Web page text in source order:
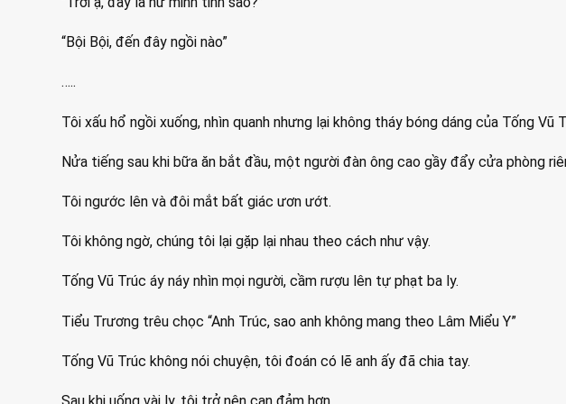
“Bội Bội, đến đây ngồi nào”
…..
Tôi xấu hổ ngồi xuống, nhìn quanh nhưng lại không tháy bóng dáng của Tống Vũ
Nửa tiếng sau khi bữa ăn bắt đầu, một người đàn ông cao gầy đẩy cửa phòng
Tôi ngước lên và đôi mắt bất giác ươn ướt.
Tôi không ngờ, chúng tôi lại gặp lại nhau theo cách như vậy.
Tống Vũ Trúc áy náy nhìn mọi người, cầm rượu lên tự phạt ba ly.
Tiểu Trương trêu chọc “Anh Trúc, sao anh không mang theo Lâm Miểu Y”
Tống Vũ Trúc không nói chuyện, tôi đoán có lẽ anh ấy đã chia tay.